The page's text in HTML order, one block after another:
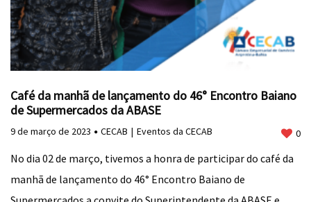
Café da manhã de lançamento do 46° Encontro Baiano
de Supermercados da ABASE
9 de março de 2023 CECAB Eventos da CECAB 0
No dia 02 de março, tivemos a honra de participar do café da
manhã de lançamento do 46° Encontro Baiano de